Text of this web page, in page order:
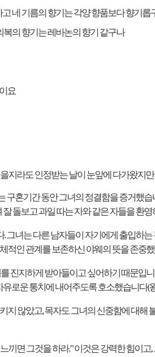
네 기름의 향기는 각양 향품보다 향기롭
복의 향기는 레바논의 향기 같구나
요
지라도 인정받는 날이 눈앞에 다가왔지
구혼기간 동안 그녀의 정결함을 증거했습
돌보고 과일 따는 자와 같은 자들을 환
.그녀는 다른 남자들이 자기에게 출입하
적인 관계를 보존하신 야웨의 뜻을 존중
진지하게 받아들이고 싶어하기 때문입
로운 통치에 내어주도록 호소했습니다(
지 않았고,목자도 그녀의 신중함에 대해
끼면 그것을 하라.”이것은 강력한 힘이고,